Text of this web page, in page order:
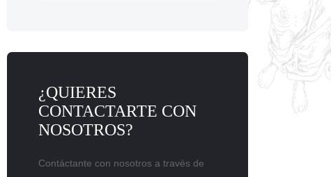
¿QUIERES
CONTACTARTE CON
NOSOTROS?
Contáctante con nosotros a través de